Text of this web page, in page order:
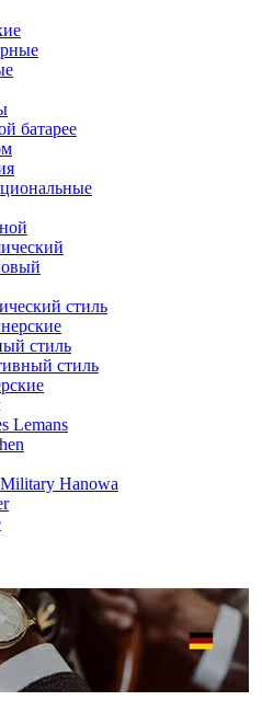
батарее
стиль
стиль
стиль
Lemans
Hanowa